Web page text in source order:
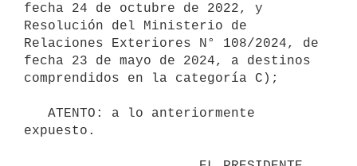
fecha 24 de octubre de 2022, y
Resolución del Ministerio de
Relaciones Exteriores N° 108/2024, de
fecha 23 de mayo de 2024, a destinos
comprendidos en la categoría C);
expuesto.